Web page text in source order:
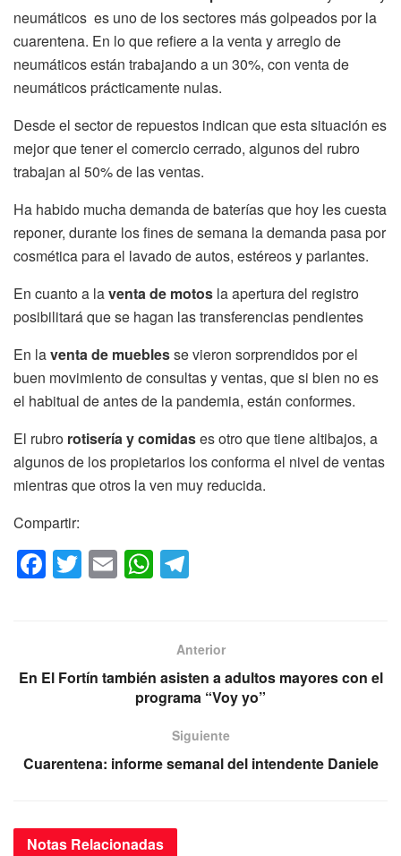
neumáticos es uno de los sectores más golpeados por la
cuarentena. En lo que refiere a la venta y arreglo de
neumáticos están trabajando a un 30%, con venta de
neumáticos prácticamente nulas.
Desde el sector de repuestos indican que esta situación es
mejor que tener el comercio cerrado, algunos del rubro
trabajan al 50% de las ventas.
Ha habido mucha demanda de baterías que hoy les cuesta
reponer, durante los fines de semana la demanda pasa por
cosmética para el lavado de autos, estéreos y parlantes.
En cuanto a laventa de motos la apertura del registro
posibilitará que se hagan las transferencias pendientes
En laventa de mueblesse vieron sorprendidos por el
buen movimiento de consultas y ventas, que si bien no es
el habitual de antes de la pandemia, están conformes.
El rubro rotiseríay comidases otro que tiene altibajos, a
algunos de los propietarios los conforma el nivel de ventas
mientras que otros la ven muy reducida.
Compartir:
F
a
b
k
T
wi
E
m
W
h
A
p
gr
a
m
Anterior
En El Fortín también asisten a adultos mayores con el
programa “Voy yo”
Siguiente
Cuarentena: informe semanal del intendente Daniele
Notas Relacionadas